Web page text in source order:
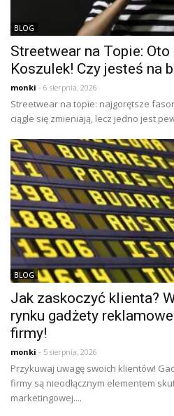
BLOG
Streetwear na Topie:
Koszulek! Czy jesteś na
monki - 6 sierpnia, 2026
Streetwear na topie: najgorętsze
ciągle się zmieniają, lecz jedno jest
BLOG
Jak zaskoczyć klienta?
rynku gadżety
firmy!
monki - 5 sierpnia, 2026
Przykuwaj uwagę swoich klientów!
firmy są nieodłącznym elementem
marketingowej....